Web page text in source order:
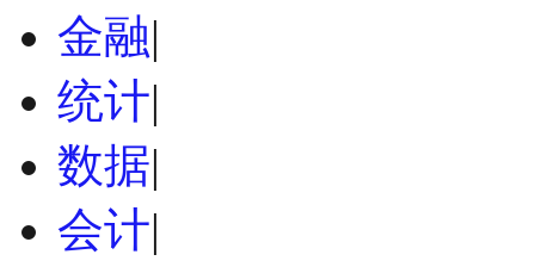
金融|
统计|
数据|
会计|